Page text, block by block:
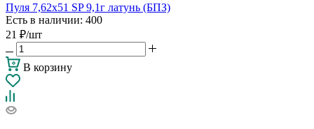
Пуля 7,62х51 SP 9,1г латунь (БПЗ)
Есть в наличии: 400
21 ₽/шт
В корзину